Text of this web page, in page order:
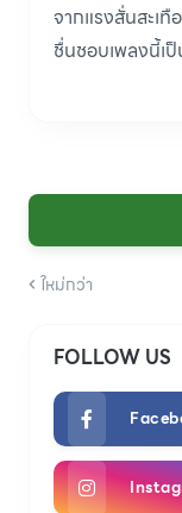
จากแรงสั่นสะเทื
ชื่นชอบเพลงนี้เ
ใหม่กว่า
FOLLOW US